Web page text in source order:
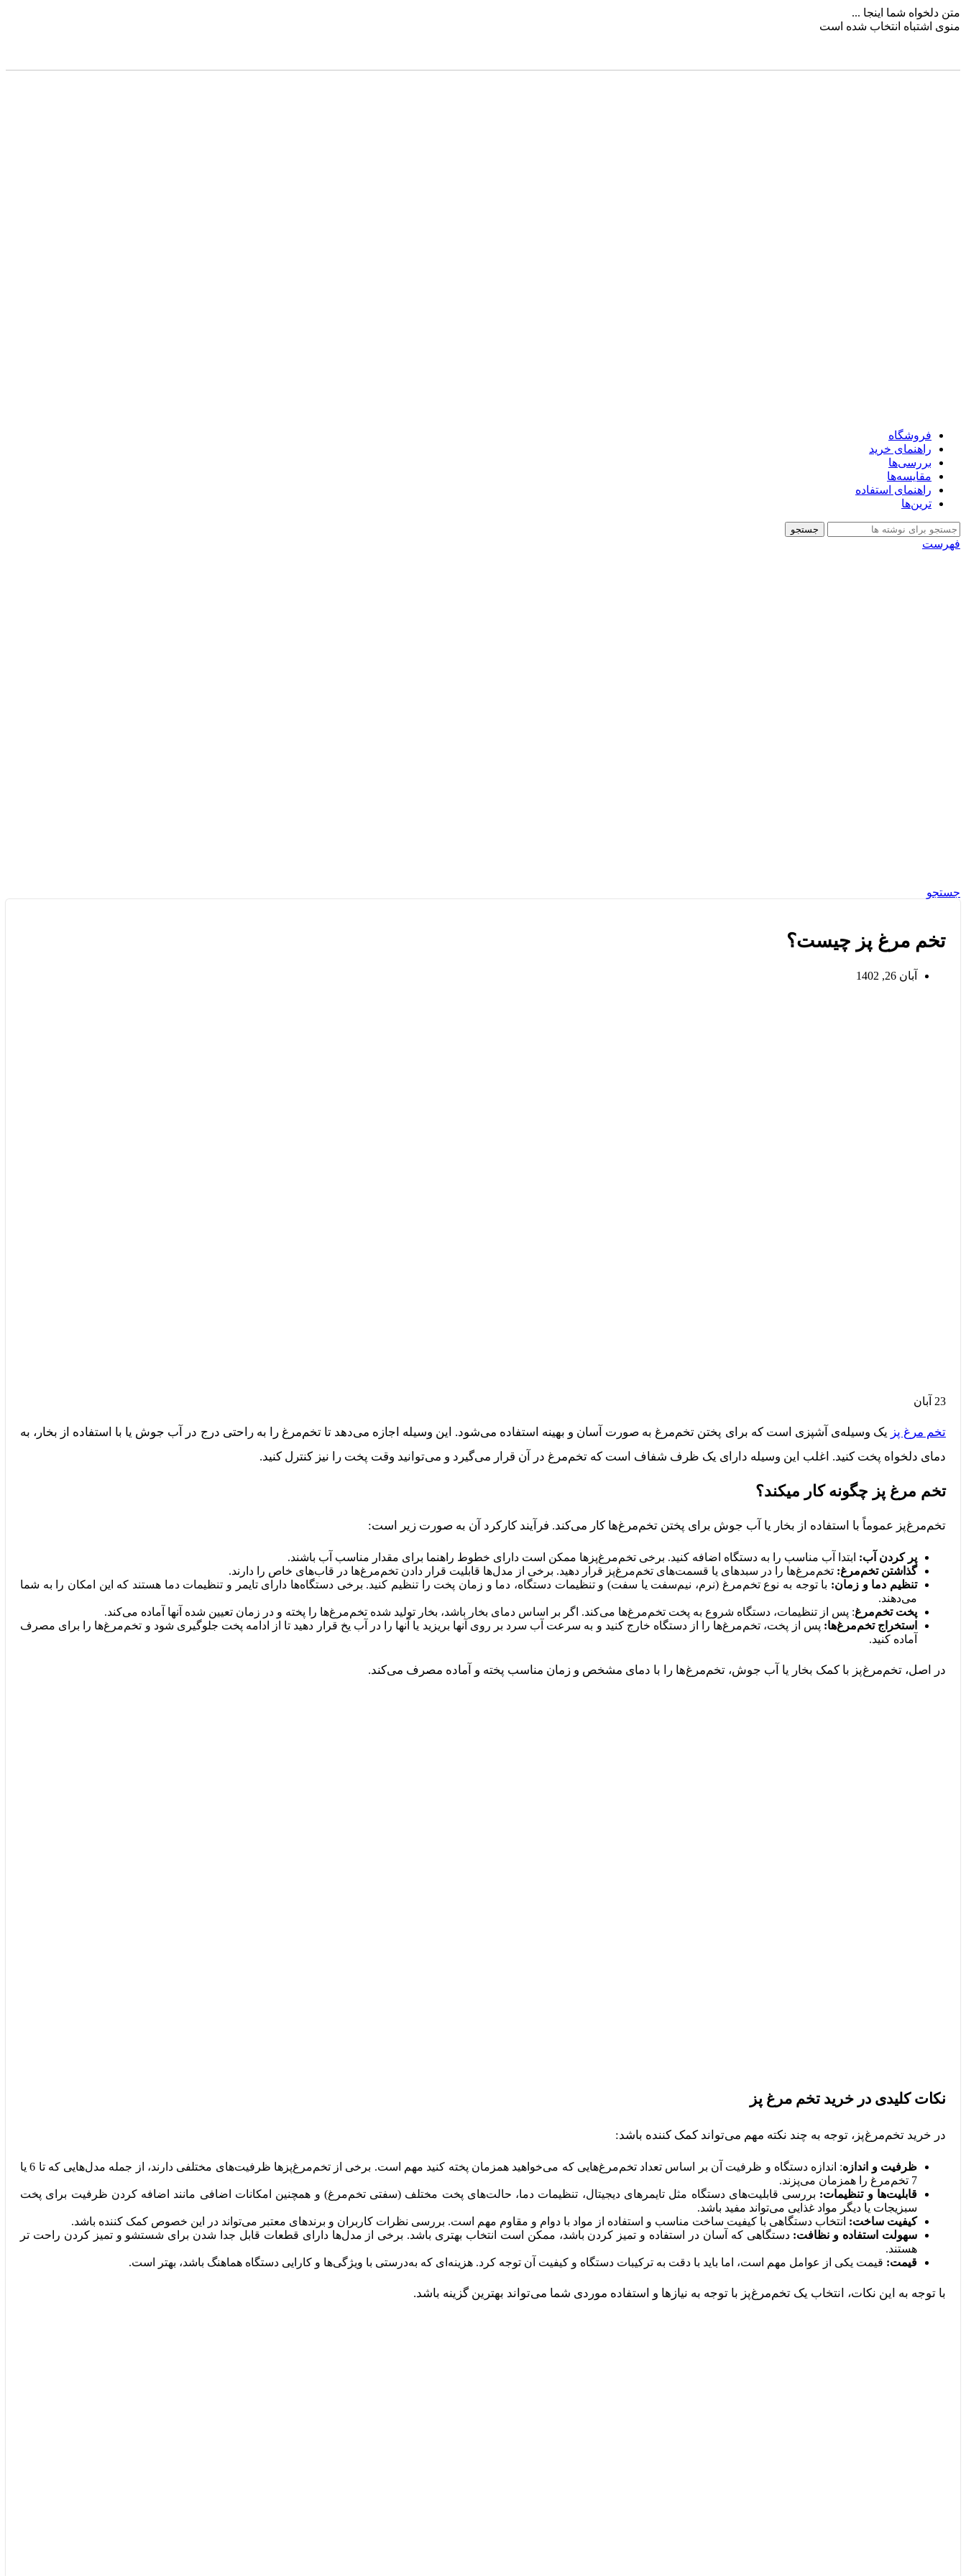
متن دلخواه شما اینجا ...
منوی اشتباه انتخاب شده است
فروشگاه
راهنمای خرید
بررسی‌ها
مقایسه‌ها
راهنمای استفاده
ترین‌ها
جستجو
فهرست
جستجو
تخم مرغ پز چیست؟
آبان 26, 1402
23 آبان
تخم مرغ پز یک وسیله‌ی آشپزی است که برای پختن تخم‌مرغ به صورت آسان و بهینه استفاده می‌شود. این وسیله اجازه می‌دهد تا تخم‌مرغ را به راحتی درج در آب جوش یا با استفاده از بخار، به
دمای دلخواه پخت کنید. اغلب این وسیله دارای یک ظرف شفاف است که تخم‌مرغ در آن قرار می‌گیرد و می‌توانید وقت پخت را نیز کنترل کنید.
تخم مرغ پز چگونه کار میکند؟
تخم‌مرغ‌پز عموماً با استفاده از بخار یا آب جوش برای پختن تخم‌مرغ‌ها کار می‌کند. فرآیند کارکرد آن به صورت زیر است:
پر کردن آب: ابتدا آب مناسب را به دستگاه اضافه کنید. برخی تخم‌مرغ‌پزها ممکن است دارای خطوط راهنما برای مقدار مناسب آب باشند.
گذاشتن تخم‌مرغ: تخم‌مرغ‌ها را در سبدهای یا قسمت‌های تخم‌مرغ‌پز قرار دهید. برخی از مدل‌ها قابلیت قرار دادن تخم‌مرغ‌ها در قاب‌های خاص را دارند.
تنظیم دما و زمان: با توجه به نوع تخم‌مرغ (نرم، نیم‌سفت یا سفت) و تنظیمات دستگاه، دما و زمان پخت را تنظیم کنید. برخی دستگاه‌ها دارای تایمر و تنظیمات دما هستند که این امکان را به شما
می‌دهند.
پخت تخم‌مرغ: پس از تنظیمات، دستگاه شروع به پخت تخم‌مرغ‌ها می‌کند. اگر بر اساس دمای بخار باشد، بخار تولید شده تخم‌مرغ‌ها را پخته و در زمان تعیین شده آنها آماده می‌کند.
استخراج تخم‌مرغ‌ها: پس از پخت، تخم‌مرغ‌ها را از دستگاه خارج کنید و به سرعت آب سرد بر روی آنها بریزید یا آنها را در آب یخ قرار دهید تا از ادامه پخت جلوگیری شود و تخم‌مرغ‌ها را برای مصرف
آماده کنید.
در اصل، تخم‌مرغ‌پز با کمک بخار یا آب جوش، تخم‌مرغ‌ها را با دمای مشخص و زمان مناسب پخته و آماده مصرف می‌کند.
نکات کلیدی در خرید تخم مرغ پز
در خرید تخم‌مرغ‌پز، توجه به چند نکته مهم می‌تواند کمک کننده باشد:
ظرفیت و اندازه
: اندازه دستگاه و ظرفیت آن بر اساس تعداد تخم‌مرغ‌هایی که می‌خواهید همزمان پخته کنید مهم است. برخی از تخم‌مرغ‌پزها ظرفیت‌های مختلفی دارند، از جمله مدل‌هایی که تا 6 یا
7 تخم‌مرغ را همزمان می‌پزند.
قابلیت‌ها و تنظیمات: بررسی قابلیت‌های دستگاه مثل تایمرهای دیجیتال، تنظیمات دما، حالت‌های پخت مختلف (سفتی تخم‌مرغ) و همچنین امکانات اضافی مانند اضافه کردن ظرفیت برای پخت
سبزیجات یا دیگر مواد غذایی می‌تواند مفید باشد.
کیفیت ساخت: انتخاب دستگاهی با کیفیت ساخت مناسب و استفاده از مواد با دوام و مقاوم مهم است. بررسی نظرات کاربران و برندهای معتبر می‌تواند در این خصوص کمک کننده باشد.
سهولت استفاده و نظافت: دستگاهی که آسان در استفاده و تمیز کردن باشد، ممکن است انتخاب بهتری باشد. برخی از مدل‌ها دارای قطعات قابل جدا شدن برای شستشو و تمیز کردن راحت تر
هستند.
قیمت: قیمت یکی از عوامل مهم است، اما باید با دقت به ترکیبات دستگاه و کیفیت آن توجه کرد. هزینه‌ای که به‌درستی با ویژگی‌ها و کارایی دستگاه هماهنگ باشد، بهتر است.
با توجه به این نکات، انتخاب یک تخم‌مرغ‌پز با توجه به نیازها و استفاده موردی شما می‌تواند بهترین گزینه باشد.